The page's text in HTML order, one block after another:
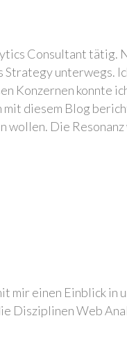
Consultant tätig.
unterwegs.
Konzernen konnte
diesem Blog
wollen. Die
mir einen Einblick in
Disziplinen Web